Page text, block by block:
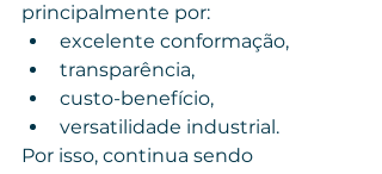
principalmente por:
excelente conformação,
transparência,
custo-benefício,
versatilidade industrial.
Por isso, continua sendo